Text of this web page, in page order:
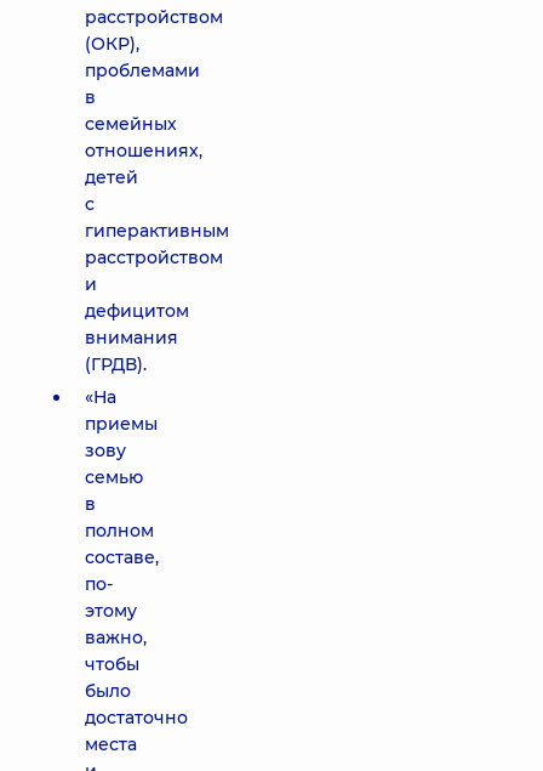
расстройством
(ОКР),
проблемами
в
семейных
отношениях,
детей
с
гиперактивным
расстройством
и
дефицитом
внимания
(ГРДВ).
«На
приемы
зову
семью
в
полном
составе,
по-
этому
важно,
чтобы
было
достаточно
места